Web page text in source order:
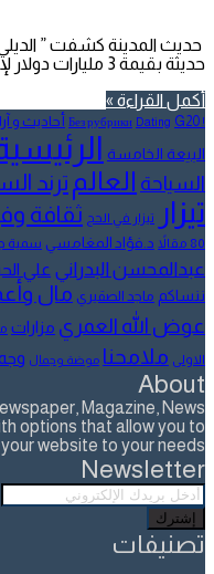
حديث المدينة كشفت ” الديلي
حديثة بقيمة 3 مليارات دولار لإيواء مواطنين بلا…
أكمل القراءة »
! Без рубрики
Dating G20 أحاديث و
البيعة الخامسة
السياحة العالم ترند
تيزار تيزار في الحج ثقافة
80 مقالاً
د.فؤاد المغامسي سمية
عبدالمحسن البدراني علي
ننساكم ماجد الصقيري مال
عوض الله العمري مزارات
الاولى ملامحنا موضة وجمال
About
Magazine, News
options that allow you to
website to your needs.
Newsletter
أدخل
بريدك
الإلكتروني
تصنيفات